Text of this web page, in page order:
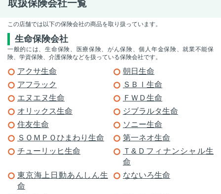
取扱保険会社一覧
この店舗では以下の保険会社の商品を取り扱っています。
生命保険会社
一般的には、生命保険、医療保険、がん保険、個人年金保険、就業不能保
険、学資保険、介護保険などを扱っている保険会社です。
アクサ生命
朝日生命
アフラック
ＳＢＩ生命
エヌエヌ生命
ＦＷＤ生命
オリックス生命
ジブラルタ生命
住友生命
ソニー生命
ＳＯＭＰＯひまわり生命
第一ネオ生命
チューリッヒ生命
Ｔ&Ｄフィナンシャル生
命
東京海上日動あんしん生
命
なないろ生命